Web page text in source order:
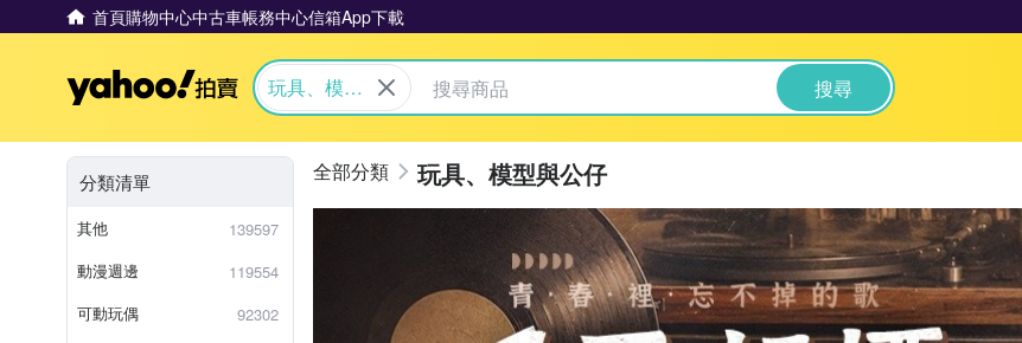
首頁購物中心中古車帳務中心信箱App下載
Yahoo拍賣
玩具、模型
搜尋
分類清單
其他
139597
動漫週邊
119554
可動玩偶
92302
玩具、模型與公仔